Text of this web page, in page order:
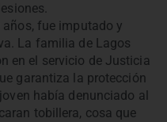
fue imputado y
La familia de Lagos
en el servicio de Justicia
garantiza la protección
había denunciado al
tobillera, cosa que